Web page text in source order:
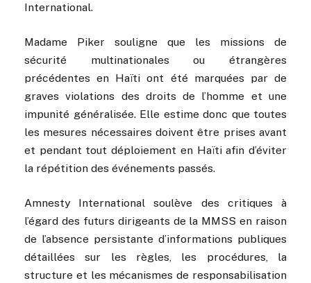
International.
Madame Piker souligne que les missions de
sécurité multinationales ou étrangères
précédentes en Haïti ont été marquées par de
graves violations des droits de l’homme et une
impunité généralisée. Elle estime donc que toutes
les mesures nécessaires doivent être prises avant
et pendant tout déploiement en Haïti afin d’éviter
la répétition des événements passés.
Amnesty International soulève des critiques à
l’égard des futurs dirigeants de la MMSS en raison
de l’absence persistante d’informations publiques
détaillées sur les règles, les procédures, la
structure et les mécanismes de responsabilisation